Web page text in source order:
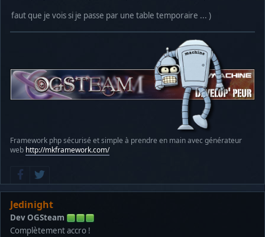
faut que je vois si je passe par une table temporaire ... )
Framework php sécurisé et simple à prendre en main avec générateur
web http://mkframework.com/
Jedinight
Dev OGSteam
Complètement accro !